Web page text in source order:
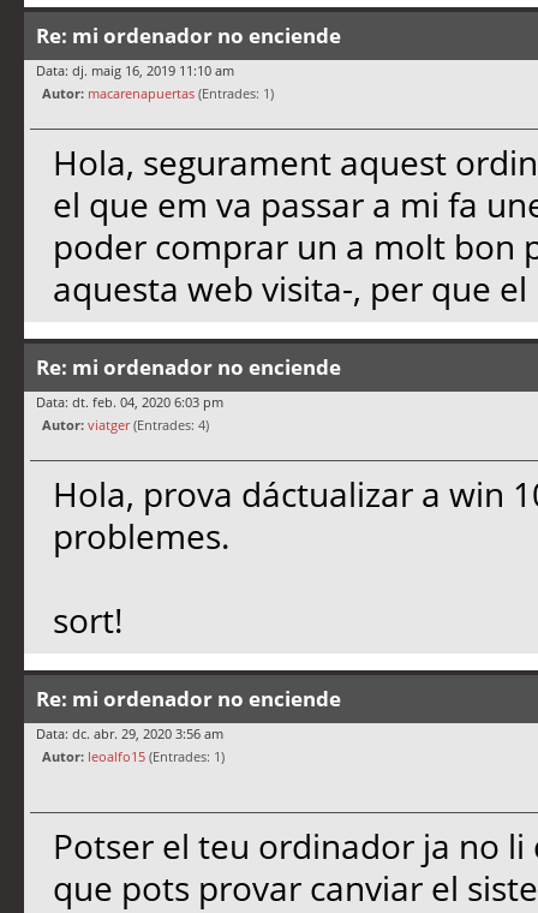
Re: mi ordenador no enciende
Data: dj. maig 16, 2019 11:10 am
Autor: macarenapuertas (Entrades: 1)
Hola, segurament aquest
el que em va passar a mi fa
poder comprar un a molt bon
aquesta web visita-, per que
Re: mi ordenador no enciende
Data: dt. feb. 04, 2020 6:03 pm
Autor: viatger(Entrades: 4)
Hola, prova dáctualizar a win
problemes.
sort!
Re: mi ordenador no enciende
Data: dc. abr. 29, 2020 3:56 am
Autor: leoalfo15 (Entrades: 1)
Potser el teu ordinador ja no
que pots provar canviar el